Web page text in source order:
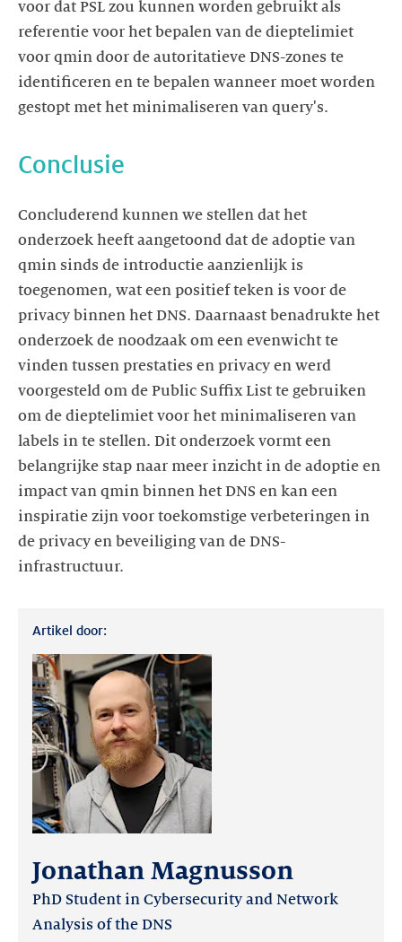
voor dat PSL zou kunnen worden gebruikt als
referentie voor het bepalen van de dieptelimiet
voor qmin door de autoritatieve DNS-zones te
identificeren en te bepalen wanneer moet worden
gestopt met het minimaliseren van query's.
Conclusie
Concluderend kunnen we stellen dat het
onderzoek heeft aangetoond dat de adoptie van
qmin sinds de introductie aanzienlijk is
toegenomen, wat een positief teken is voor de
privacy binnen het DNS. Daarnaast benadrukte het
onderzoek de noodzaak om een evenwicht te
vinden tussen prestaties en privacy en werd
voorgesteld om de Public Suffix List te gebruiken
om de dieptelimiet voor het minimaliseren van
labels in te stellen. Dit onderzoek vormt een
belangrijke stap naar meer inzicht in de adoptie en
impact van qmin binnen het DNS en kan een
inspiratie zijn voor toekomstige verbeteringen in
de privacy en beveiliging van de DNS-
infrastructuur.
Artikel door:
Jonathan Magnusson
PhD Student in Cybersecurity and Network
Analysis of the DNS